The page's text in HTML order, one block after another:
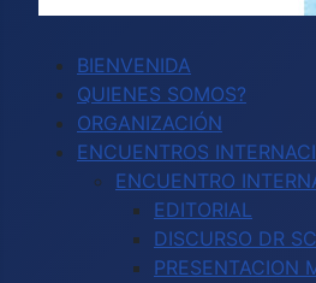
BIENVENIDA
QUIENES SOMOS?
ORGANIZACIÓN
ENCUENTROS
ENCUENTRO
EDITORIAL
DISCURSO DR
PRESENTACION